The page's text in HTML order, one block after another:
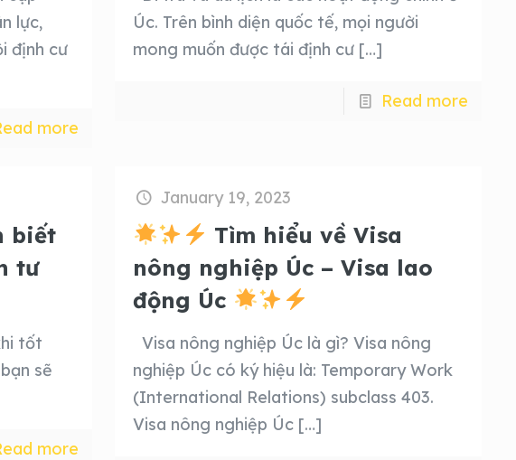
lực,
định cư
more
Úc. Trên bình diện quốc tế, mọi người
mong muốn được tái định cư […]
Read more
biết
tư
tốt
sẽ
more
January 19, 2023
Tìm hiểu về Visa
nông nghiệp Úc – Visa lao
động Úc
Visa nông nghiệp Úc là gì? Visa nông
nghiệp Úc có ký hiệu là: Temporary Work
(International Relations) subclass 403.
Visa nông nghiệp Úc […]